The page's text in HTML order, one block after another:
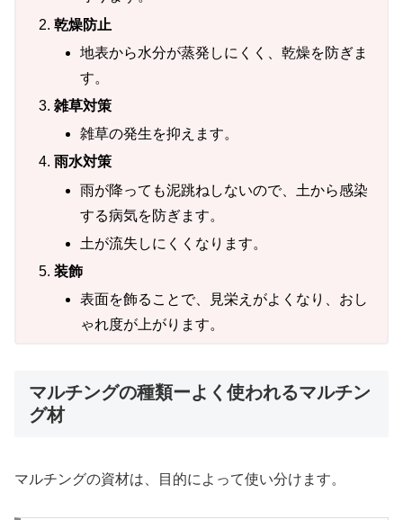
乾燥防止
地表から水分が蒸発しにくく、乾燥を防ぎま
す。
雑草対策
雑草の発生を抑えます。
雨水対策
雨が降っても泥跳ねしないので、土から感染
する病気を防ぎます。
土が流失しにくくなります。
装飾
表面を飾ることで、見栄えがよくなり、おし
ゃれ度が上がります。
マルチングの種類ーよく使われるマルチン
グ材
マルチングの資材は、目的によって使い分けます。